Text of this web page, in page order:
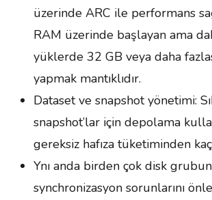
üzerinde ARC ile performans
RAM üzerinde başlayan ama
yüklerde 32 GB veya daha
yapmak mantıklıdır.
Dataset ve snapshot yönetimi:
snapshot’lar için depolama
gereksiz hafıza tüketiminden
Ynı anda birden çok disk
synchronizasyon sorunlarını